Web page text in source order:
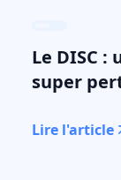
Le DISC
super
Lire l'article